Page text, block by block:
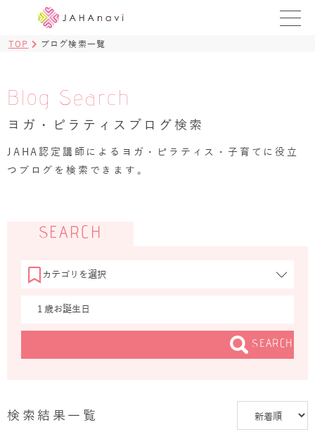
BLOG
ヨガ資格講座 ›
TOP ブログ検索一覧
Blog Search
ヨガ・ピラティスブログ検索
JAHA認定講師によるヨガ・ピラティス・子育てに役立
つブログを検索できます。
SEARCH
SEARCH
検索結果一覧